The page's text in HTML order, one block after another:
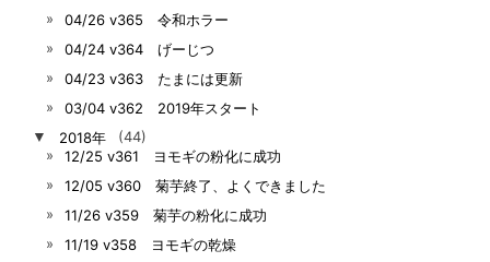
04/26 v365 令和ホラー
04/24 v364 げーじつ
04/23 v363 たまには更新
03/04 v362 2019年スタート
▼
2018年
(44)
12/25 v361 ヨモギの粉化に成功
12/05 v360 菊芋終了、よくできました
11/26 v359 菊芋の粉化に成功
11/19 v358 ヨモギの乾燥